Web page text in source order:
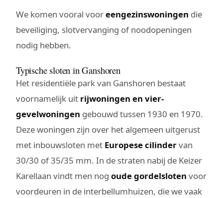
We komen vooral vooreengezinswoningen die
beveiliging, slotvervanging of noodopeningen
nodig hebben.
Typische sloten in Ganshoren
Het residentiële park van Ganshoren bestaat
voornamelijk uit rijwoningen en vier-
gevelwoningen gebouwd tussen 1930 en 1970.
Deze woningen zijn over het algemeen uitgerust
met inbouwsloten met Europese cilindervan
30/30 of 35/35 mm. In de straten nabij de Keizer
Karellaan vindt men nog oude gordelsloten voor
voordeuren in de interbellumhuizen, die we vaak